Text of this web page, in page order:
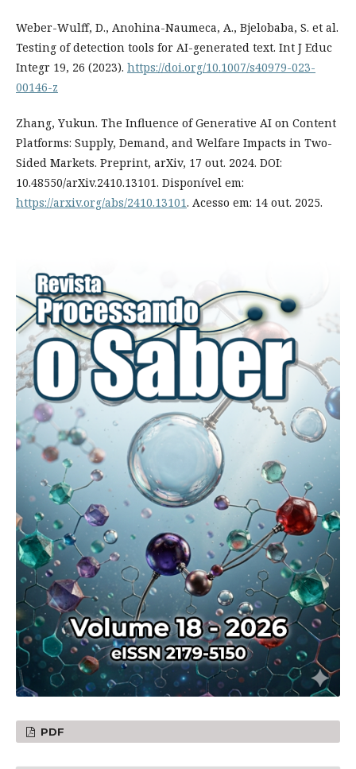
Weber-Wulff, D., Anohina-Naumeca, A., Bjelobaba, S. et al.
Testing of detection tools for AI-generated text. Int J Educ
Integr 19, 26 (2023). https://doi.org/10.1007/s40979-023-
00146-z
Zhang, Yukun. The Influence of Generative AI on Content
Platforms: Supply, Demand, and Welfare Impacts in Two-
Sided Markets. Preprint, arXiv, 17 out. 2024. DOI:
10.48550/arXiv.2410.13101. Disponível em:
https://arxiv.org/abs/2410.13101. Acesso em: 14 out. 2025.
PDF